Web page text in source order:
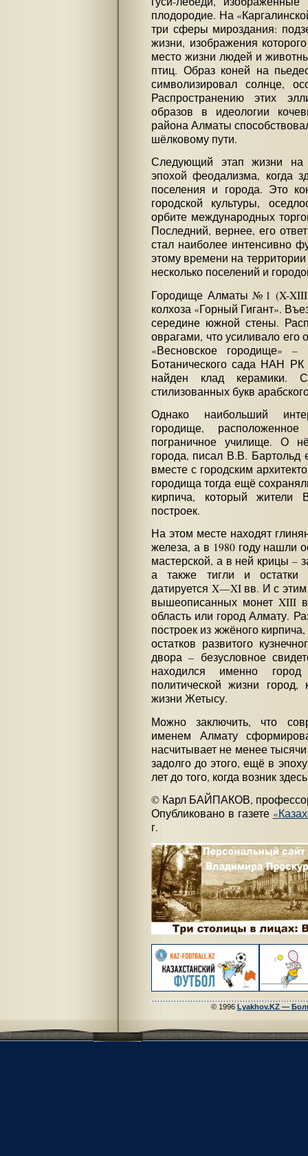
плодородие. На
три сферы мироздания:
жизни, изображения
место жизни людей и
птиц. Образ коней на
символизировал солнце,
Распространению этих
образов в идеологии
района Алматы
шёлковому пути.
Следующий этап жизни на
эпохой феодализма, когда
поселения и города. Это
городской культуры,
орбите международных
Последний, вернее, его
стал наиболее интенсивно
этому времени на
несколько поселений и
Городище Алматы №1 (X-XIII
колхоза «Горный Гигант».
середине южной стены.
оврагами, что усиливало
«Весновское городище» –
Ботанического сада НАН
найден клад керамики.
стилизованных букв
Однако наибольший
городище,
пограничное училище. О
города, писал В.В. Бартольд
вместе с городским
городища тогда ещё
кирпича, который жители
построек.
На этом месте находят
железа, а в 1980 году нашли
мастерской, а в ней крицы –
а также тигли и остатки
датируется X—XI вв. И с
вышеописанных монет XIII
область или город Алмату.
построек из жжёного
остатков развитого
двора – безусловное
находился именно
политической жизни
жизни Жетысу.
Можно заключить, что
именем Алмату
насчитывает не менее
задолго до этого, ещё в
лет до того, когда возник
© Карл БАЙПАКОВ,
Опубликовано в газете
г.
© 1996 Lyakhov.KZ —